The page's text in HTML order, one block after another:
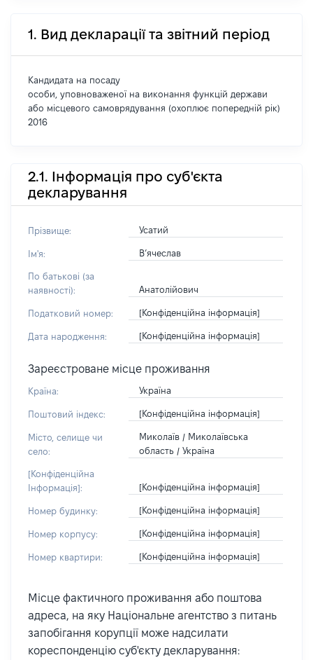
1. Вид декларації та звітний період
Кандидата на посаду
особи, уповноваженої на виконання функцій держави
або місцевого самоврядування (охоплює попередній рік)
2016
2.1. Інформація про суб'єкта
декларування
Прізвище: Усатий
Ім'я: В’ячеслав
По батькові (за
наявності):
Анатолійович
Податковий номер: [Конфіденційна інформація]
Дата народження: [Конфіденційна інформація]
Зареєстроване місце проживання
Країна: Україна
Поштовий індекс: [Конфіденційна інформація]
Місто, селище чи
село:
Миколаїв / Миколаївська
область / Україна
[Конфіденційна
Інформація]:
[Конфіденційна інформація]
Номер будинку: [Конфіденційна інформація]
Номер корпусу: [Конфіденційна інформація]
Номер квартири: [Конфіденційна інформація]
Місце фактичного проживання або поштова
адреса, на яку Національне агентство з питань
запобігання корупції може надсилати
кореспонденцію суб'єкту декларування: